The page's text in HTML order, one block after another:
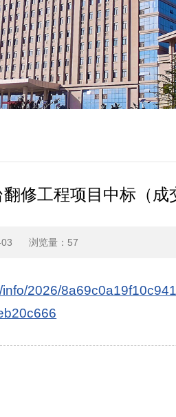
修工程项目中标（成
浏览量： 57
2026/